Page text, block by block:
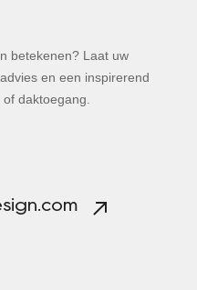
betekenen? Laat uw
en een inspirerend
daktoegang.